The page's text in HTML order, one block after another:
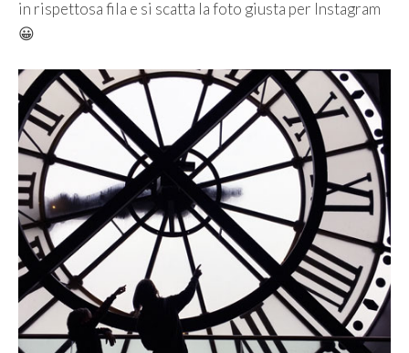
in rispettosa fila e si scatta la foto giusta per Instagram
😀